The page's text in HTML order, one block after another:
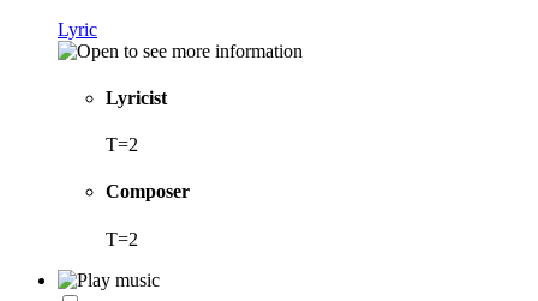
Lyric
Lyricist
T=2
Composer
T=2